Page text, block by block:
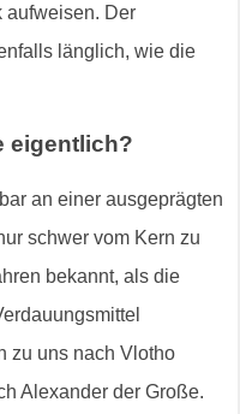
aufweisen. Der
länglich, wie die
eigentlich?
an einer ausgeprägten
schwer vom Kern zu
bekannt, als die
zu uns nach Vlotho
Alexander der Große.